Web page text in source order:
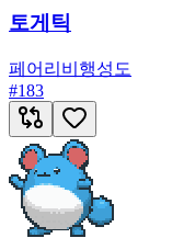
토게틱
페어리 비행성도
#183